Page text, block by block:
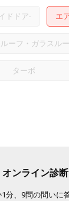
ドドア- エ
ルーフ・ガラスル
ターボ
オンライン診断
1分、9問の問いに